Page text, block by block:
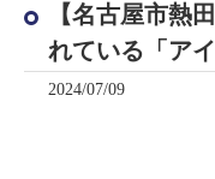
【名古屋市熱
れている「ア
2024/07/09